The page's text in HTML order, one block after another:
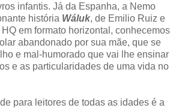
infantis. Já da Espanha, a Nemo
história Wáluk, de Emilio Ruiz e
em formato horizontal, conhecemos
abandonado por sua mãe, que se
e mal-humorado que vai lhe ensinar
e as particularidades de uma vida no
para leitores de todas as idades é a